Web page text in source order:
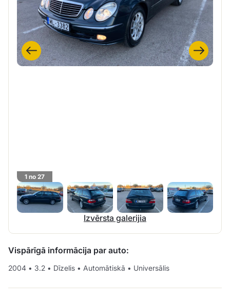
1 no 27
Izvērsta galerijia
Vispārīgā informācija par auto:
2004 • 3.2 • Dīzelis • Automātiskā • Universālis